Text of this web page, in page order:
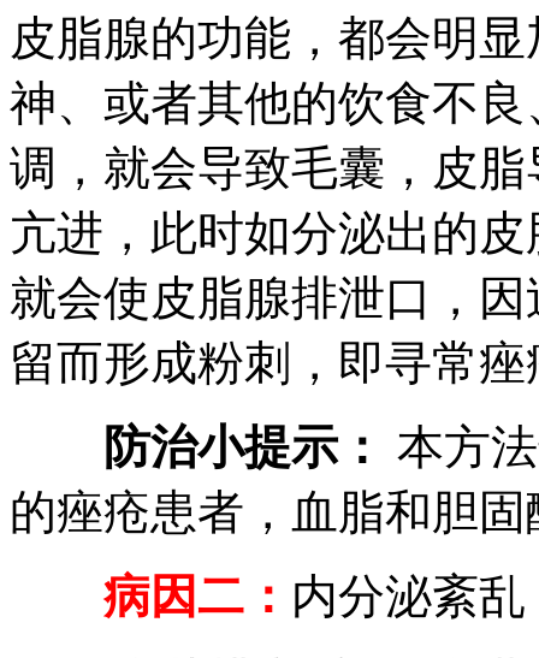
皮脂腺的功能，都会明
神、或者其他的饮食不
调，就会导致毛囊，皮
亢进，此时如分泌出的
就会使皮脂腺排泄口，
留而形成粉刺，即寻常痤
防治小提示： 本方
的痤疮患者，血脂和胆
病因二： 内分泌紊